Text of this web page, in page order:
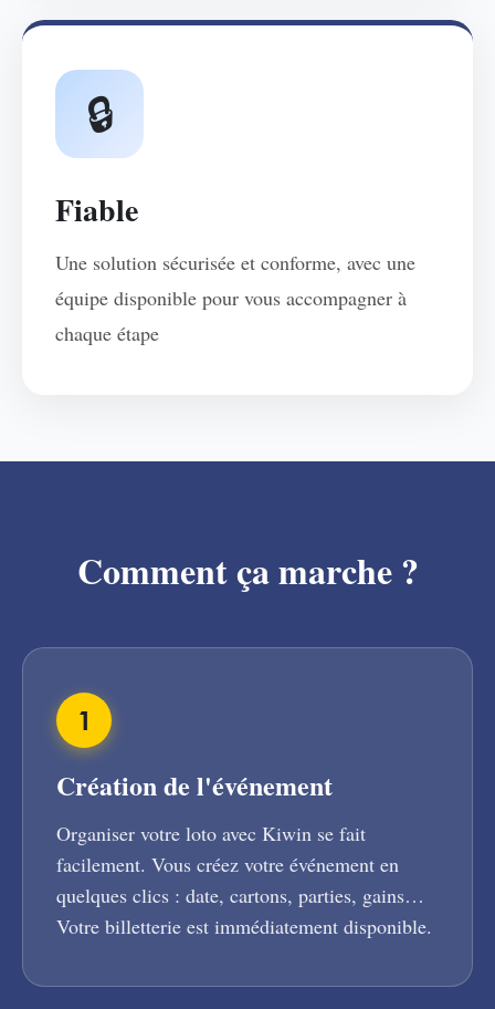
🔒
Fiable
Une solution sécurisée et conforme, avec une
équipe disponible pour vous accompagner à
chaque étape
Comment ça marche ?
1
Création de l'événement
Organiser votre loto avec Kiwin se fait
facilement. Vous créez votre événement en
quelques clics : date, cartons, parties, gains…
Votre billetterie est immédiatement disponible.